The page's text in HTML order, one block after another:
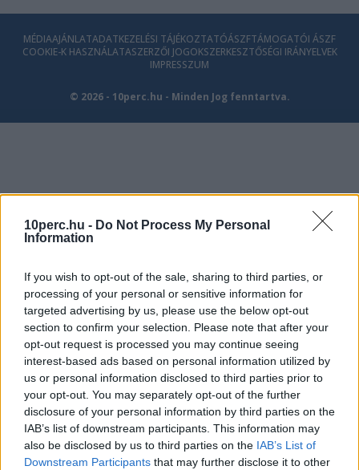
10perc.hu - Do Not Process My Personal
Information
If you wish to opt-out of the sale, sharing to third parties, or
processing of your personal or sensitive information for
targeted advertising by us, please use the below opt-out
section to confirm your selection. Please note that after your
opt-out request is processed you may continue seeing
interest-based ads based on personal information utilized by
us or personal information disclosed to third parties prior to
your opt-out. You may separately opt-out of the further
disclosure of your personal information by third parties on the
IAB’s list of downstream participants. This information may
also be disclosed by us to third parties on the IAB’s List of
Downstream Participants that may further disclose it to other
MÉDIAAJÁNLATADATKEZELÉSI TÁJÉKOZTATÓÁSZFTÁMOGATÓI ÁSZF
COOKIE-K HASZNÁLATASZERZŐI JOGOKSZERKESZTŐSÉGI IRÁNYELVEK
IMPRESSZUM
© 2026 - 10perc.hu - Minden Jog fenntartva.